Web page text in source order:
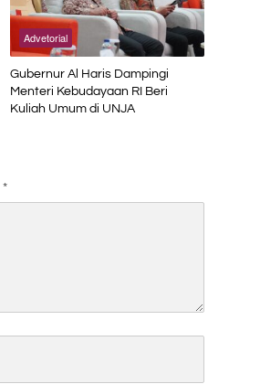
Advetorial
Gubernur Al Haris Dampingi
Menteri Kebudayaan RI Beri
Kuliah Umum di UNJA
*